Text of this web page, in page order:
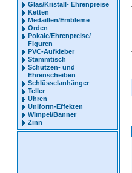
Glas/Kristall- Ehrenpreise
Ketten
Medaillen/Embleme
Orden
Pokale/Ehrenpreise/
Figuren
PVC-Aufkleber
Stammtisch
Schützen- und
Ehrenscheiben
Schlüsselanhänger
Teller
Uhren
Uniform-Effekten
Wimpel/Banner
Zinn